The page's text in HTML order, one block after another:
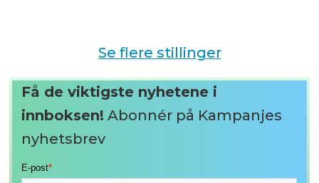
Se flere stillinger
Få de viktigste nyhetene i
innboksen! Abonnér på Kampanjes
nyhetsbrev